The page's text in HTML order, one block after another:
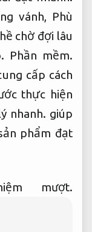
vánh, Phù
chờ đợi lâu
Phần mềm.
cấp cách
thực hiện
nhanh. giúp
phẩm đạt
mượt.